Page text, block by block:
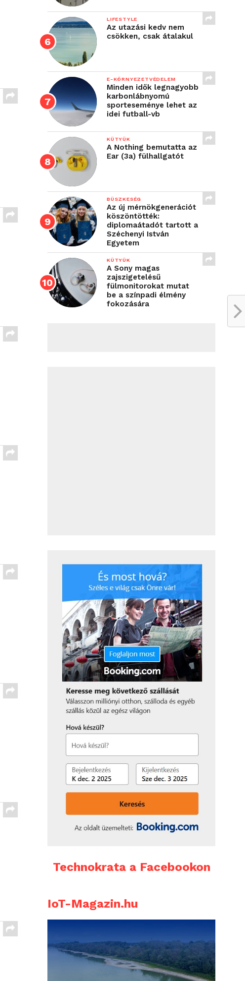
LIFESTYLE
Az utazási kedv nem
csökken, csak átalakul
E-KÖRNYEZETVÉDELEM
Minden idők legnagyobb
karbonlábnyomú
sporteseménye lehet az
idei futball-vb
KÜTYÜK
A Nothing bemutatta az
Ear (3a) fülhallgatót
BÜSZKESÉG
Az új mérnökgenerációt
köszöntötték:
diplomaátadót tartott a
Széchenyi István
Egyetem
KÜTYÜK
A Sony magas
zajszigetelésű
fülmonitorokat mutat
be a színpadi élmény
fokozására
Technokrata a Facebookon
IoT-Magazin.hu